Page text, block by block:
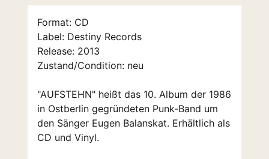
Format: CD
Label: Destiny Records
Release: 2013
Zustand/Condition: neu
"AUFSTEHN" heißt das 10. Album der 1986
in Ostberlin gegründeten Punk-Band um
den Sänger Eugen Balanskat. Erhältlich als
CD und Vinyl.